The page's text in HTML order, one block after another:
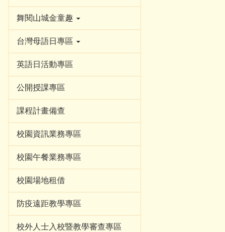
舞閱山城金童趣
台灣母語日專區
英語日活動專區
公開授課專區
課程計畫備查
校園資訊業務專區
校園午餐業務專區
校園場地租借
防疫遠距教學專區
校外人士入校暨教學審查專區